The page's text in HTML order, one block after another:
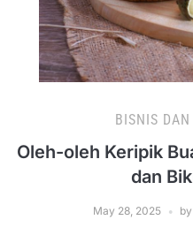
BISNIS
Oleh-oleh Keripik
dan
May 28, 2025 by